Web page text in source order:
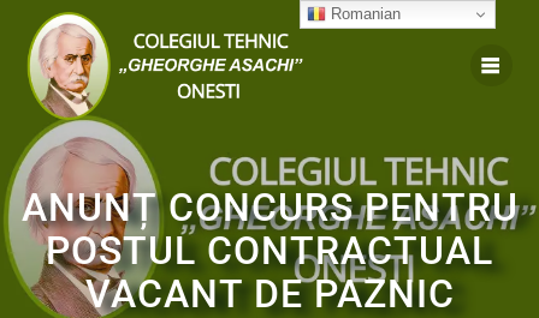
ANUNȚ CONCURS PENTRU
POSTUL CONTRACTUAL
VACANT DE PAZNIC
Romanian